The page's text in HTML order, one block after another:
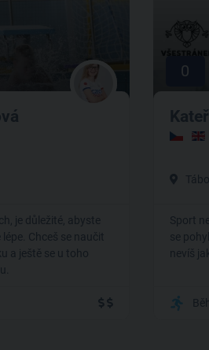
je důležité, abyste
Chceš se naučit
a ještě se u toho
0
Sport
se
nevíš
Běh